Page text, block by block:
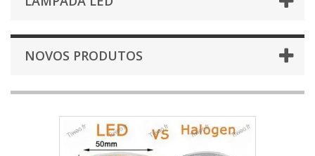
NOVOS PRODUTOS